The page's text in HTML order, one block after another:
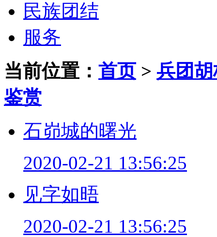
民族团结
服务
当前位置： 首页 > 兵团
鉴赏
石峁城的曙光
2020-02-21 13:56:25
见字如晤
2020-02-21 13:56:25